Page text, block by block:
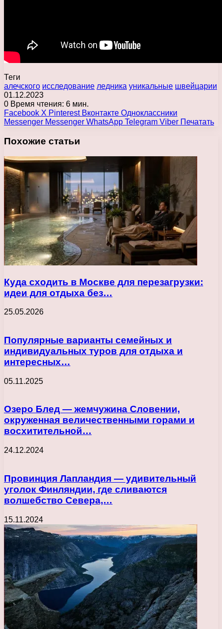
Теги
алечского исследование ледника уникальные швейцарии
01.12.2023
0 Время чтения: 6 мин.
Facebook X Pinterest Вконтакте Одноклассники
Messenger Messenger WhatsApp Telegram Viber Печатать
Похожие статьи
Куда сходить в Москве для перезагрузки:
идеи для отдыха без…
25.05.2026
Популярные варианты семейных и
индивидуальных туров для отдыха и
интересных…
05.11.2025
Озеро Блед — жемчужина Словении,
окруженная величественными горами и
восхитительной…
24.12.2024
Провинция Лапландия — удивительный
уголок Финляндии, где сливаются
волшебство Севера,…
15.11.2024